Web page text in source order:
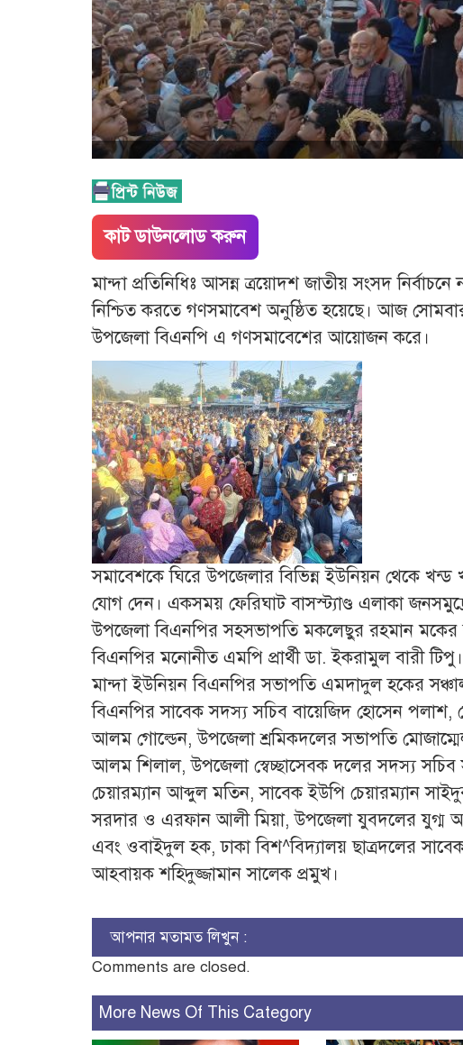
কাট ডাউনলোড করুন
মান্দা প্রতিনিধিঃ আসন্ন ত্রয়োদশ জাতীয় সংসদ
নিশ্চিত করতে গণসমাবেশ অনুষ্ঠিত হয়েছে। আজ সোমবার
উপজেলা বিএনপি এ গণসমাবেশের আয়োজন করে।
সমাবেশকে ঘিরে উপজেলার বিভিন্ন ইউনিয়ন থেকে খন্ড
যোগ দেন। একসময় ফেরিঘাট বাসস্ট্যাণ্ড এলাকা
উপজেলা বিএনপির সহসভাপতি মকলেছুর রহমান মকের
বিএনপির মনোনীত এমপি প্রার্থী ডা. ইকরামুল বারী টিপু।
মান্দা ইউনিয়ন বিএনপির সভাপতি এমদাদুল হকের
বিএনপির সাবেক সদস্য সচিব বায়েজিদ হোসেন পলাশ,
আলম গোল্ডেন, উপজেলা শ্রমিকদলের সভাপতি
আলম শিলাল, উপজেলা স্বেচ্ছাসেবক দলের সদস্য
চেয়ারম্যান আব্দুল মতিন, সাবেক ইউপি চেয়ারম্যান
সরদার ও এরফান আলী মিয়া, উপজেলা যুবদলের যুগ্ম
এবং ওবাইদুল হক, ঢাকা বিশ^বিদ্যালয় ছাত্রদলের
আহবায়ক শহিদুজ্জামান সালেক প্রমুখ।
আপনার মতামত লিখুন :
Comments are closed.
More News Of This Category